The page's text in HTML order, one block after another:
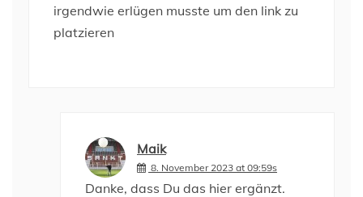
irgendwie erlügen musste um den link zu
platzieren
Maik
8. November 2023 at 09:59s
Danke, dass Du das hier ergänzt.